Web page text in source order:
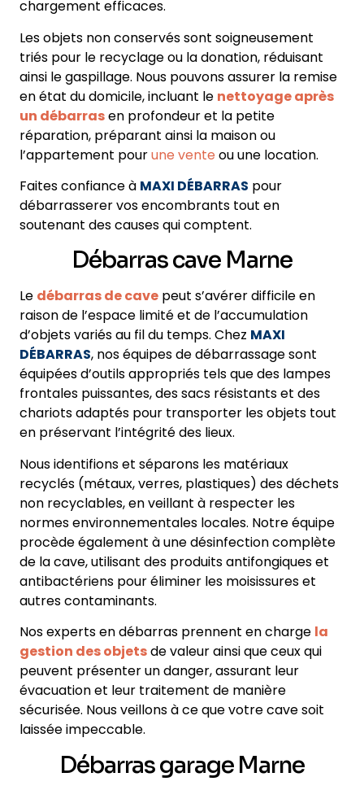
chargement efficaces.
Les objets non conservés sont soigneusement
triés pour le recyclage ou la donation, réduisant
ainsi le gaspillage. Nous pouvons assurer la remise
en état du domicile, incluant le nettoyage après
un débarrasen profondeur et la petite
réparation, préparant ainsi la maison ou
l’appartement pourune vente ou une location.
Faites confiance à MAXI DÉBARRAS pour
débarrasserer vos encombrants tout en
soutenant des causes qui comptent.
Débarras cave Marne
Le débarras de cave peut s’avérer difficile en
raison de l’espace limité et de l’accumulation
d’objets variés au fil du temps. Chez MAXI
DÉBARRAS, nos équipes de débarrassage sont
équipées d’outils appropriés tels que des lampes
frontales puissantes, des sacs résistants et des
chariots adaptés pour transporter les objets tout
en préservant l’intégrité des lieux.
Nous identifions et séparons les matériaux
recyclés (métaux, verres, plastiques) des déchets
non recyclables, en veillant à respecter les
normes environnementales locales. Notre équipe
procède également à une désinfection complète
de la cave, utilisant des produits antifongiques et
antibactériens pour éliminer les moisissures et
autres contaminants.
Nos experts en débarras prennent en charge la
gestion des objetsde valeur ainsi que ceux qui
peuvent présenter un danger, assurant leur
évacuation et leur traitement de manière
sécurisée. Nous veillons à ce que votre cave soit
laissée impeccable.
Débarras garage Marne